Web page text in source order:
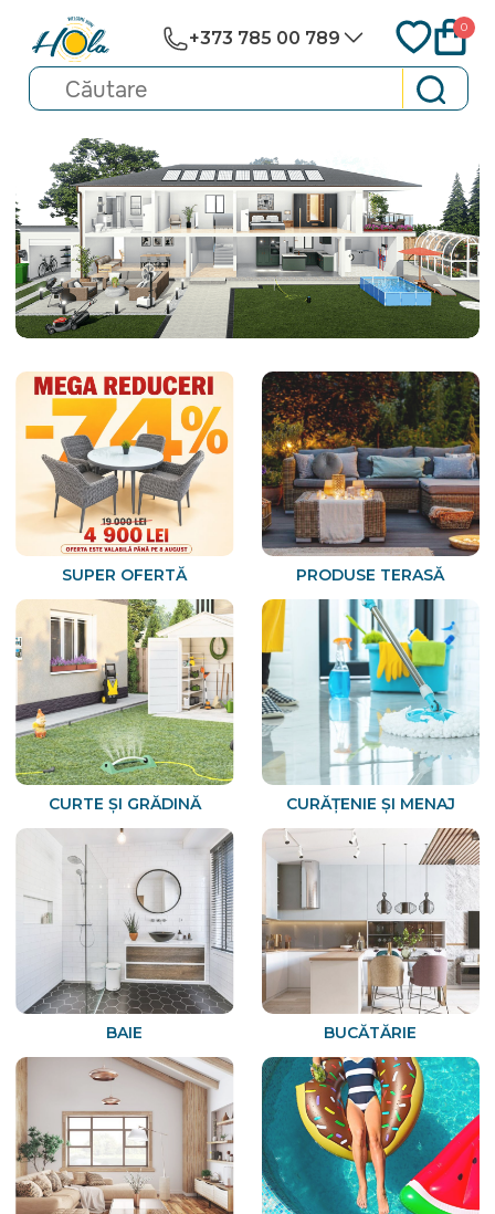
+373 785 00 789
0
SUPER OFERTĂ PRODUSE TERASĂ
CURTE ȘI GRĂDINĂ CURĂȚENIE ȘI MENAJ
BAIE BUCĂTĂRIE